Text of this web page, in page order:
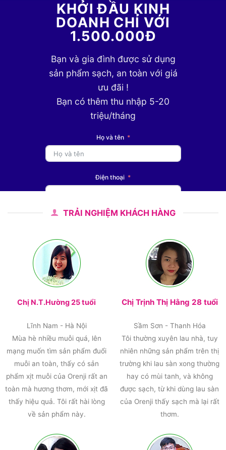
KHỞI ĐẦU KINH
DOANH CHỈ VỚI
1.500.000Đ
Bạn và gia đình được sử dụng
sản phẩm sạch, an toàn với giá
ưu đãi !
Bạn có thêm thu nhập 5-20
triệu/tháng
Họ và tên
Điện thoại
TRẢI NGHIỆM KHÁCH HÀNG
Chị N.T.Hường 25 tuổi
Lĩnh Nam - Hà Nội
Mùa hè nhiều muỗi quá, lên
mạng muốn tìm sản phẩm đuổi
muỗi an toàn, thấy có sản
phẩm xịt muỗi của Orenji rất an
toàn mà hương thơm, mới xịt đã
thấy hiệu quả. Tôi rất hài lòng
về sản phẩm này.
Chị Trịnh Thị Hằng 28 tuổi
Sầm Sơn - Thanh Hóa
Tôi thường xuyên lau nhà, tuy
nhiên những sản phẩm trên thị
trường khi lau sàn xong thường
hay có mùi tanh, và không
được sạch, từ khi dùng lau sàn
của Orenji thấy sạch mà lại rất
thơm.